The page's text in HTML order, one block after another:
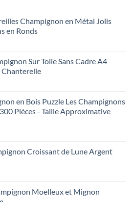
Champignon en Métal Jolis
en Ronds
Sur Toile Sans Cadre A4
Chanterelle
en Bois Puzzle Les Champignons
Pièces - Taille Approximative
Croissant de Lune Argent
Moelleux et Mignon